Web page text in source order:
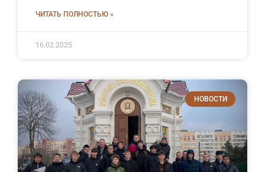
ЧИТАТЬ ПОЛНОСТЬЮ »
16.02.2025
НОВОСТИ